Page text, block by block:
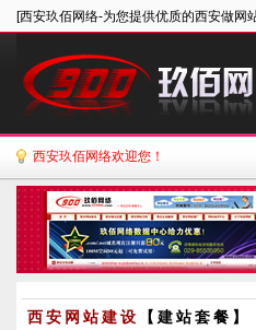
[西安玖佰网络-为您提供优质的西安做网
西安玖佰网络欢迎您！
西安网站建设 【建站套餐】